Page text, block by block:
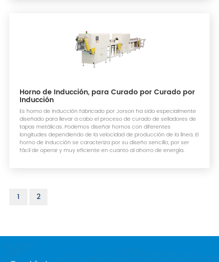
Horno de Inducción, para Curado por Curado por
Inducción
Es horno de inducción fabricado por Jorson ha sido especialmente
diseñado para llevar a cabo el proceso de curado de selladores de
tapas metálicas. Podemos diseñar hornos con diferentes
longitudes dependiendo de la velocidad de producción de la línea. El
horno de inducción se caracteriza por su diseño sencillo, por ser
fácil de operar y muy eficiente en cuanto al ahorro de energía.
1 2